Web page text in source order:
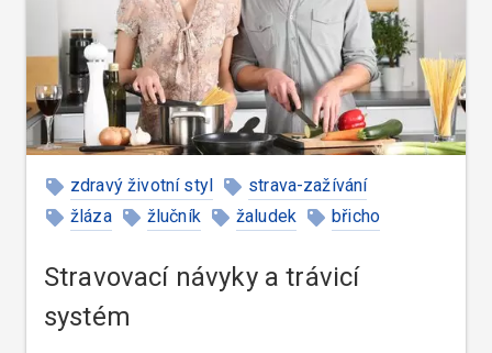
zdravý životní styl
strava-zažívání
žláza
žlučník žaludek
břicho
Stravovací návyky a trávicí
systém